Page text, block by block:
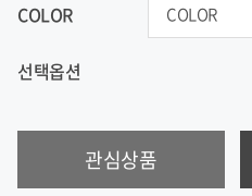
COLOR
선택옵션
관심상품